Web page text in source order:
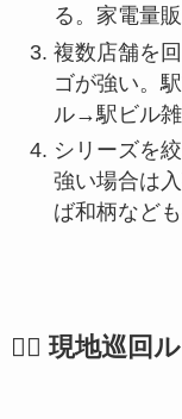
る。家電量
複数店舗を
ゴが強い。
ル→駅ビル雑
シリーズを
強い場合は
ば和柄など
🚶‍♂️ 現地巡回